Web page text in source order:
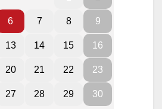
6 7 8 9
13 14 15 16
20 21 22 23
27 28 29 30